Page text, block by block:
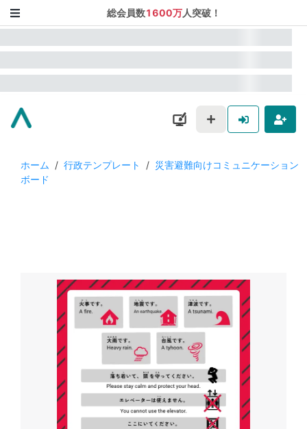
総会員数1600万人突破！
ホーム / 行政テンプレート / 災害避難向けコミュニケーション
ボード